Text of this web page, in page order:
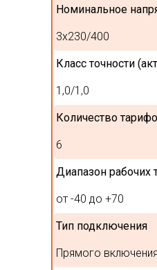
Номинальное
Класс точности
Количество
Диапазон рабочих
Тип подключения
3x230/400
1,0/1,0
6
от -40 до +70
Прямого включения